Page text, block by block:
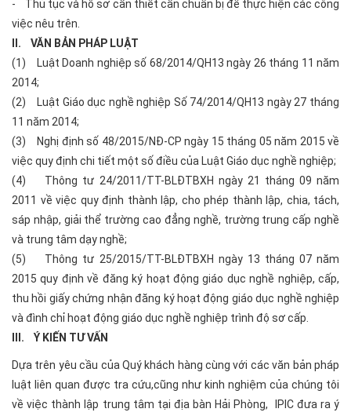
- Thủ tục và hồ sơ cần thiết cần chuẩn bị để thực hiện các công
việc nêu trên.
II. VĂN BẢN PHÁP LUẬT
(1) Luật Doanh nghiệp số 68/2014/QH13 ngày 26 tháng 11 năm
2014;
(2) Luật Giáo dục nghề nghiệp Số 74/2014/QH13 ngày 27 tháng
11 năm 2014;
(3) Nghị định số 48/2015/NĐ-CP ngày 15 tháng 05 năm 2015 về
việc quy định chi tiết một số điều của Luật Giáo dục nghề nghiệp;
(4) Thông tư 24/2011/TT-BLĐTBXH ngày 21 tháng 09 năm
2011 về việc quy định thành lập, cho phép thành lập, chia, tách,
sáp nhập, giải thể trường cao đẳng nghề, trường trung cấp nghề
và trung tâm dạy nghề;
(5) Thông tư 25/2015/TT-BLĐTBXH ngày 13 tháng 07 năm
2015 quy định về đăng ký hoạt động giáo dục nghề nghiệp, cấp,
thu hồi giấy chứng nhận đăng ký hoạt động giáo dục nghề nghiệp
và đình chỉ hoạt động giáo dục nghề nghiệp trình độ sơ cấp.
III. Ý KIẾN TƯ VẤN
Dựa trên yêu cầu của Quý khách hàng cùng với các văn bản pháp
luật liên quan được tra cứu,cũng như kinh nghiệm của chúng tôi
về việc thành lập trung tâm tại địa bàn Hải Phòng, IPIC đưa ra ý